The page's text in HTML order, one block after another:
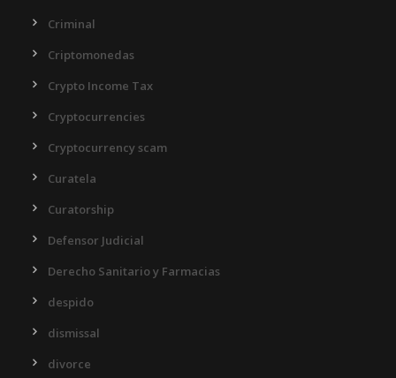
Criminal
Criptomonedas
Crypto Income Tax
Cryptocurrencies
Cryptocurrency scam
Curatela
Curatorship
Defensor Judicial
Derecho Sanitario y Farmacias
despido
dismissal
divorce